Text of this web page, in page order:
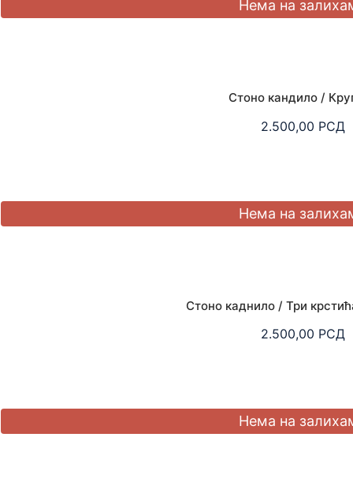
Стоно кандило /
2.500,00 РСД
Стоно каднило / Три
2.500,00 РСД